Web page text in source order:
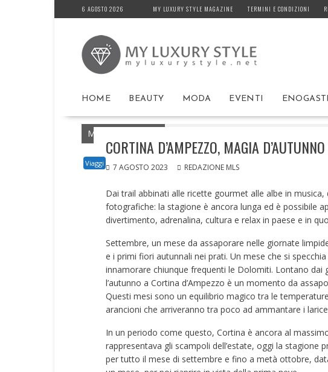
to
6 AGOSTO 2026 MY LUXURY STYLE MAGAZINE TERMINI E CONDIZIONI
HOME BEAUTY MODA EVENTI
MyLuxuryStyle.net
Viaggi
CORTINA D’AMPEZZO, MAGIA D’AUTUNNO
7 AGOSTO 2023 REDAZIONE MLS
Dai trail abbinati alle ricette gourmet alle albe in
fotografiche: la stagione è ancora lunga ed è possibile
divertimento, adrenalina, cultura e relax in paese e in
Settembre, un mese da assaporare nelle giornate
e i primi fiori autunnali nei prati. Un mese che si
innamorare chiunque frequenti le Dolomiti. Lontano dai
l’autunno a Cortina d’Ampezzo è un momento da
Questi mesi sono un equilibrio magico tra le
arancioni che arriveranno tra poco ad ammantare i
In un periodo come questo, Cortina è ancora al
rappresentava gli scampoli dell’estate, oggi la stagione
per tutto il mese di settembre e fino a metà ottobre,